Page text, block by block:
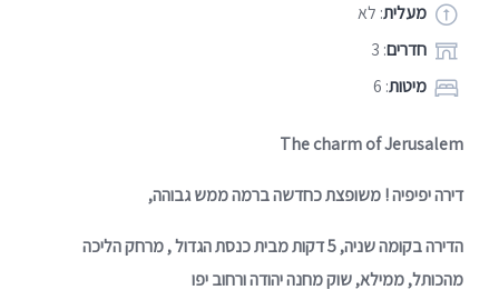
מעלית: לא
חדרים: 3
מיטות: 6
The charm of Jerusalem
דירה יפיפיה ! משופצת כחדשה ברמה ממש גבוהה,
הדירה בקומה שניה, 5 דקות מבית כנסת הגדול , מרחק הליכה
מהכותל, ממילא, שוק מחנה יהודה ורחוב יפו